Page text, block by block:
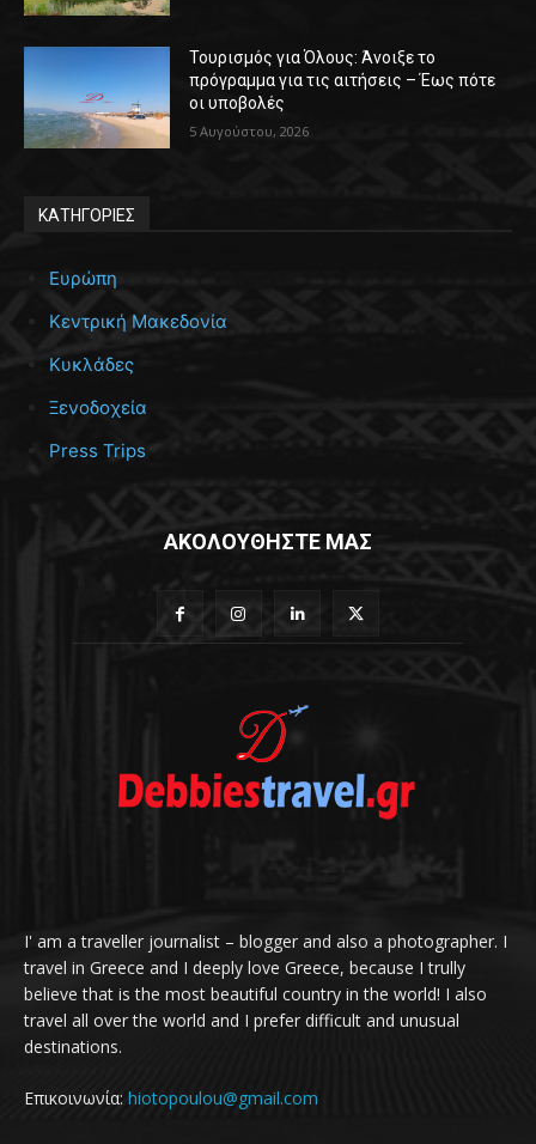
Τουρισμός για Όλους: Άνοιξε το
πρόγραμμα για τις αιτήσεις – Έως πότε
οι υποβολές
5 Αυγούστου, 2026
ΚΑΤΗΓΟΡΙΕΣ
Ευρώπη
Κεντρική Μακεδονία
Κυκλάδες
Ξενοδοχεία
Press Trips
ΑΚΟΛΟΥΘΗΣΤΕ ΜΑΣ
I' am a traveller journalist – blogger and also a photographer. I
travel in Greece and I deeply love Greece, because I trully
believe that is the most beautiful country in the world! I also
travel all over the world and I prefer difficult and unusual
destinations.
Επικοινωνία: hiotopoulou@gmail.com